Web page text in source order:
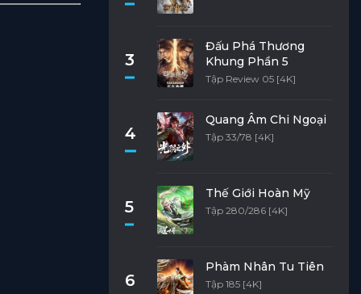
3
Đấu Phá Thương
Khung Phần 5
Tập Review 05 [4K]
4
Quang Âm Chi Ngoại
Tập 33/78 [4K]
5
Thế Giới Hoàn Mỹ
Tập 280/286 [4K]
6
Phàm Nhân Tu Tiên
Tập 185 [4K]